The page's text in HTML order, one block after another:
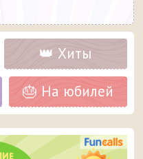
👑 Хиты
🎂 На юбилей